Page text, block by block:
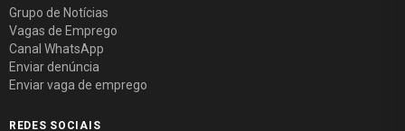
Grupo de Notícias
Vagas de Emprego
Canal WhatsApp
Enviar denúncia
Enviar vaga de emprego
REDES SOCIAIS